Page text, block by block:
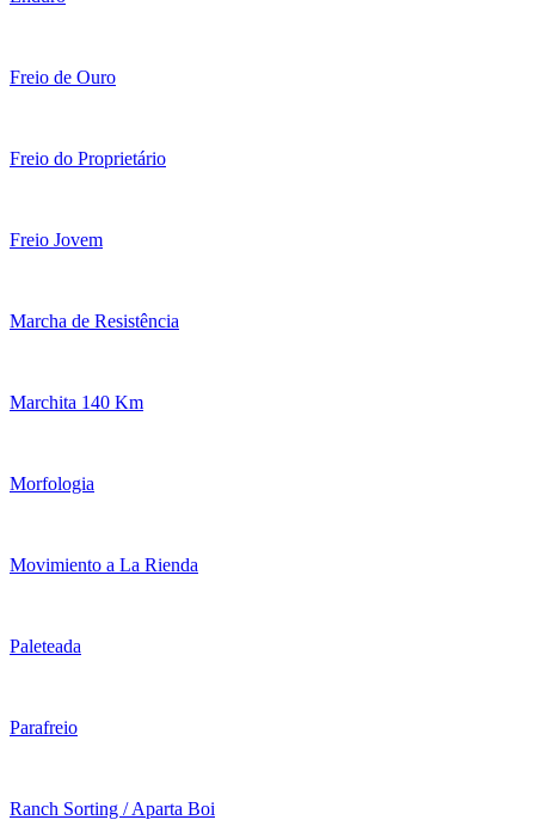
Freio de Ouro
Freio do Proprietário
Freio Jovem
Marcha de Resistência
Marchita 140 Km
Morfologia
Movimiento a La Rienda
Paleteada
Parafreio
Ranch Sorting / Aparta Boi